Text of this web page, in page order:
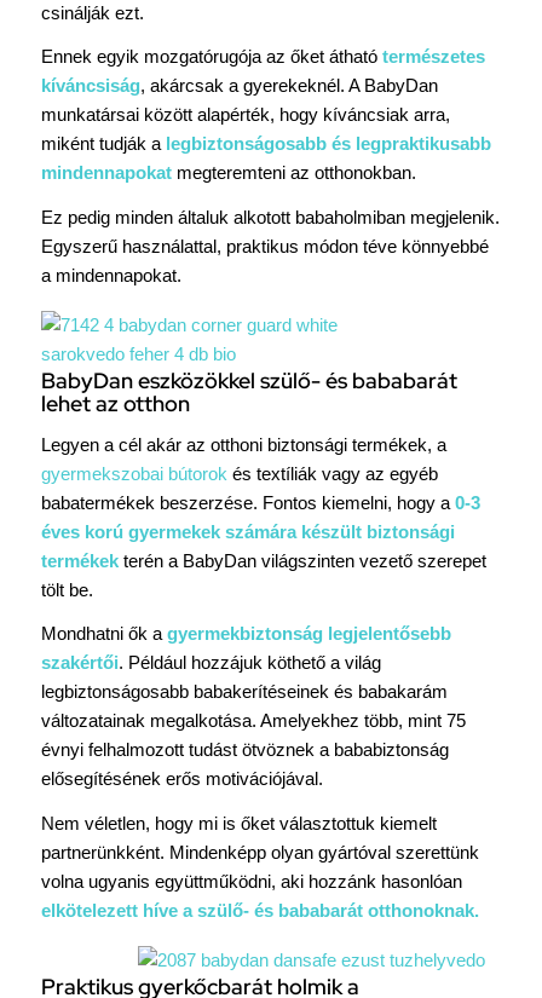
csinálják ezt.
Ennek egyik mozgatórugója az őket átható természetes
kíváncsiság, akárcsak a gyerekeknél. A BabyDan
munkatársai között alapérték, hogy kíváncsiak arra,
miként tudják a legbiztonságosabb és legpraktikusabb
mindennapokatmegteremteni az otthonokban.
Ez pedig minden általuk alkotott babaholmiban megjelenik.
Egyszerű használattal, praktikus módon téve könnyebbé
a mindennapokat.
BabyDan eszközökkel szülő- és bababarát
lehet az otthon
Legyen a cél akár az otthoni biztonsági termékek, a
gyermekszobai bútorok és textíliák vagy az egyéb
babatermékek beszerzése. Fontos kiemelni, hogy a0-3
éves korú gyermekek számára készült biztonsági
termékekterén a BabyDan világszinten vezető szerepet
tölt be.
Mondhatni ők a gyermekbiztonság legjelentősebb
szakértői. Például hozzájuk köthető a világ
legbiztonságosabb babakerítéseinek és babakarám
változatainak megalkotása. Amelyekhez több, mint 75
évnyi felhalmozott tudást ötvöznek a bababiztonság
elősegítésének erős motivációjával.
Nem véletlen, hogy mi is őket választottuk kiemelt
partnerünkként. Mindenképp olyan gyártóval szerettünk
volna ugyanis együttműködni, aki hozzánk hasonlóan
elkötelezett híve a szülő- és bababarát otthonoknak.
Praktikus gyerkőcbarát holmik a